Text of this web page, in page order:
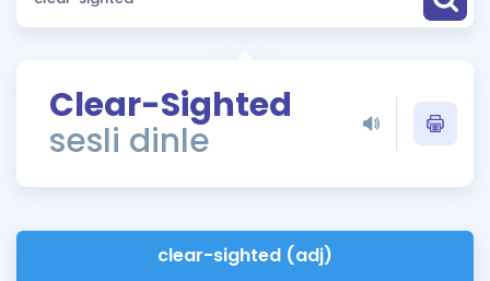
Puan Hesaplama
ÖSYM Sınav Takvimi
Kampanyalar
İngilizce Gramer
Clear-Sighted
sesli dinle
clear-sighted (adj)